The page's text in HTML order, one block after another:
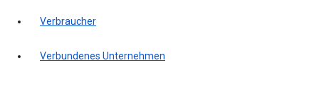
Verbraucher
Verbundenes Unternehmen